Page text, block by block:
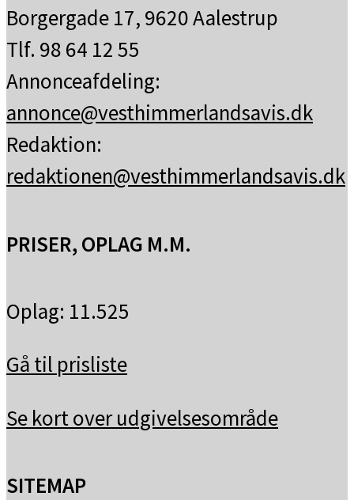
Borgergade 17, 9620 Aalestrup
Tlf. 98 64 12 55
Annonceafdeling:
annonce@vesthimmerlandsavis.dk
Redaktion:
redaktionen@vesthimmerlandsavis.dk
PRISER, OPLAG M.M.
Oplag: 11.525
Gå til prisliste
Se kort over udgivelsesområde
SITEMAP